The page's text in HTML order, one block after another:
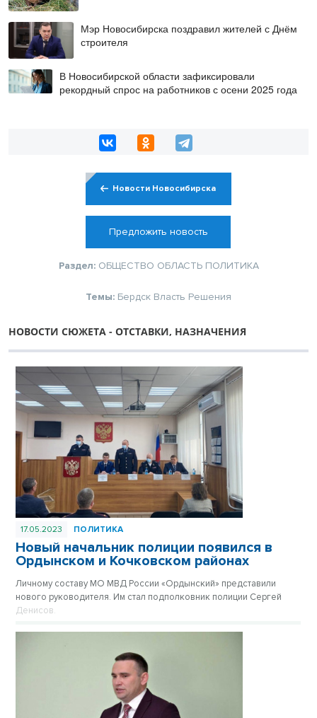
Мэр Новосибирска поздравил жителей с Днём
строителя
В Новосибирской области зафиксировали
рекордный спрос на работников с осени 2025 года
Новости Новосибирска
Предложить новость
Раздел: ОБЩЕСТВО ОБЛАСТЬ ПОЛИТИКА
Темы: Бердск Власть Решения
НОВОСТИ СЮЖЕТА - ОТСТАВКИ, НАЗНАЧЕНИЯ
17.05.2023 ПОЛИТИКА
Новый начальник полиции появился в
Ордынском и Кочковском районах
Личному составу МО МВД России «Ордынский» представили
нового руководителя. Им стал подполковник полиции Сергей
Денисов.